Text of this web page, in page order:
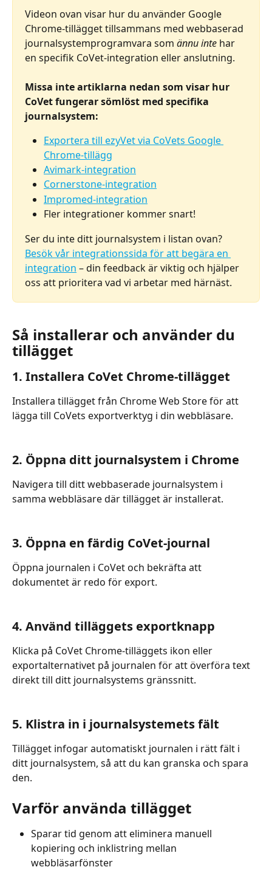
Videon ovan visar hur du använder Google
Chrome-tillägget tillsammans med webbaserad
journalsystemprogramvara som ännu inte har
en specifik CoVet-integration eller anslutning.
Missa inte artiklarna nedan som visar hur
CoVet fungerar sömlöst med specifika
journalsystem:
Exportera till ezyVet via CoVets Google
Chrome-tillägg
Avimark-integration
Cornerstone-integration
Impromed-integration
Fler integrationer kommer snart!
Ser du inte ditt journalsystem i listan ovan?
Besök vår integrationssida för att begära en
integration – din feedback är viktig och hjälper
oss att prioritera vad vi arbetar med härnäst.
Så installerar och använder du
tillägget
1. Installera CoVet Chrome-tillägget
Installera tillägget från Chrome Web Store för att
lägga till CoVets exportverktyg i din webbläsare.
2. Öppna ditt journalsystem i Chrome
Navigera till ditt webbaserade journalsystem i
samma webbläsare där tillägget är installerat.
3. Öppna en färdig CoVet-journal
Öppna journalen i CoVet och bekräfta att
dokumentet är redo för export.
4. Använd tilläggets exportknapp
Klicka på CoVet Chrome-tilläggets ikon eller
exportalternativet på journalen för att överföra text
direkt till ditt journalsystems gränssnitt.
5. Klistra in i journalsystemets fält
Tillägget infogar automatiskt journalen i rätt fält i
ditt journalsystem, så att du kan granska och spara
den.
Varför använda tillägget
Sparar tid genom att eliminera manuell
kopiering och inklistring mellan
webbläsarfönster